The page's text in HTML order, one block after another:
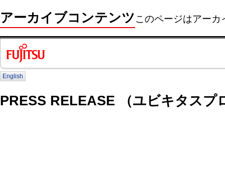
アーカイブコンテンツこのページはアー
English
PRESS RELEASE （ユビキタスプ